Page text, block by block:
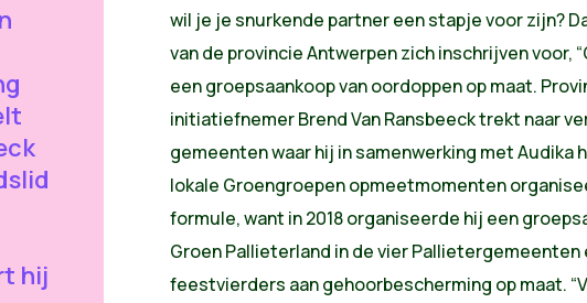
hij
wil je je snurkende partner een stapje voor zijn?
van de provincie Antwerpen zich inschrijven voor,
een groepsaankoop van oordoppen op maat.
initiatiefnemer Brend Van Ransbeeck trekt naar
gemeenten waar hij in samenwerking met Audika
lokale Groengroepen opmeetmomenten
formule, want in 2018 organiseerde hij een
Groen Pallieterland in de vier Pallietergemeenten
feestvierders aan gehoorbescherming op maat.